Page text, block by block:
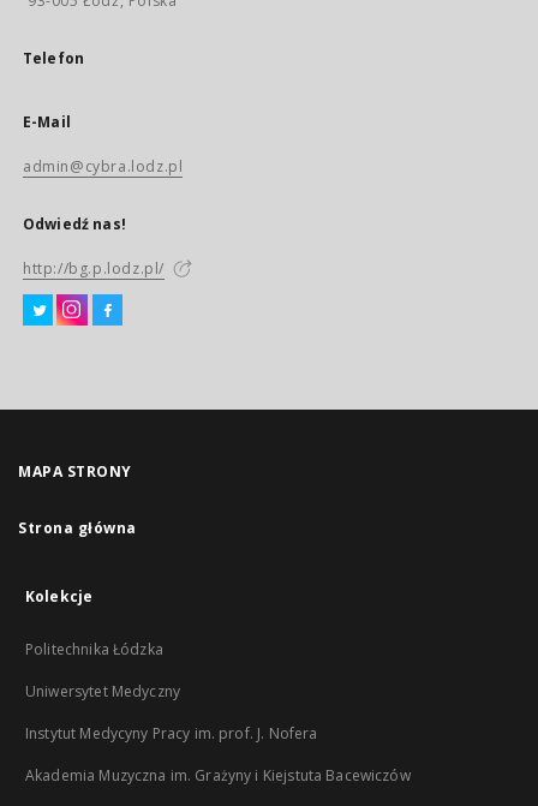
Telefon
E-Mail
admin@cybra.lodz.pl
Odwiedź nas!
http://bg.p.lodz.pl/
MAPA STRONY
Strona główna
Kolekcje
Politechnika Łódzka
Uniwersytet Medyczny
Instytut Medycyny Pracy im. prof. J. Nofera
Akademia Muzyczna im. Grażyny i Kiejstuta Bacewiczów